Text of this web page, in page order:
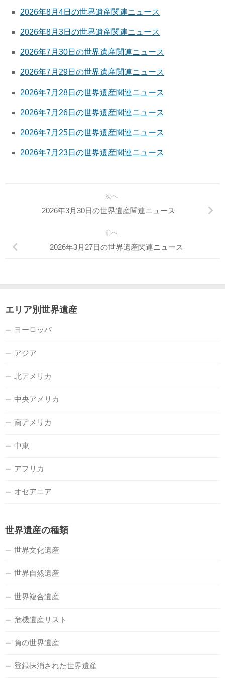
2026年8月4日の世界遺産関連ニュース
2026年8月3日の世界遺産関連ニュース
2026年7月30日の世界遺産関連ニュース
2026年7月29日の世界遺産関連ニュース
2026年7月28日の世界遺産関連ニュース
2026年7月26日の世界遺産関連ニュース
2026年7月25日の世界遺産関連ニュース
2026年7月23日の世界遺産関連ニュース
次へ
2026年3月30日の世界遺産関連ニュース
前へ
2026年3月27日の世界遺産関連ニュース
エリア別世界遺産
ヨーロッパ
アジア
北アメリカ
中央アメリカ
南アメリカ
中東
アフリカ
オセアニア
世界遺産の種類
世界文化遺産
世界自然遺産
世界複合遺産
危機遺産リスト
負の世界遺産
登録抹消された世界遺産